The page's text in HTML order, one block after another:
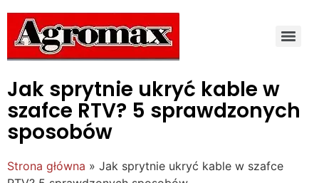
Jak sprytnie ukryć kable w
szafce RTV? 5 sprawdzonych
sposobów
Strona główna » Jak sprytnie ukryć kable w szafce